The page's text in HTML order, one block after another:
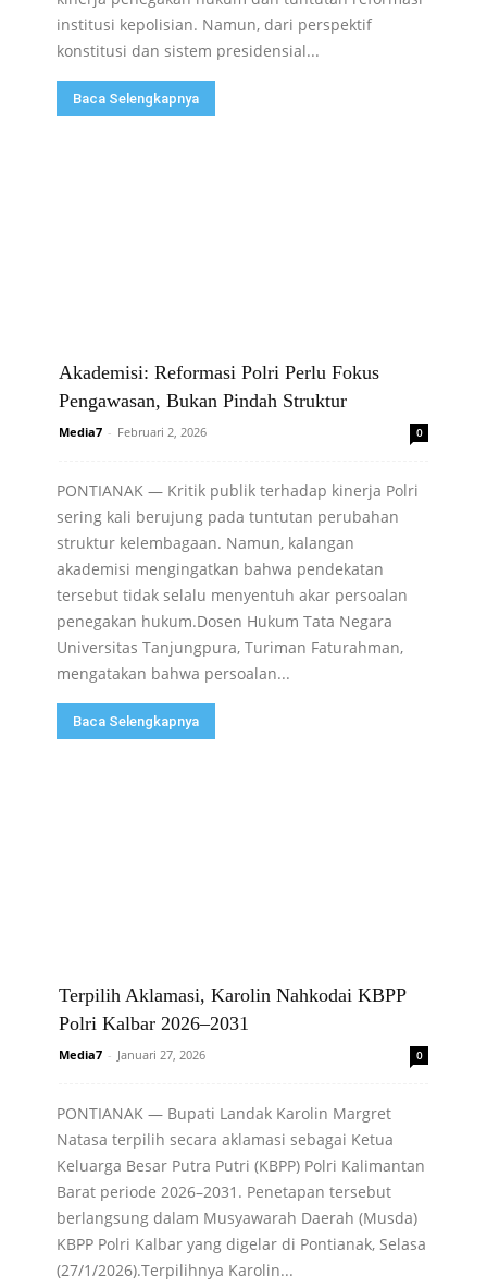
institusi kepolisian. Namun, dari perspektif
konstitusi dan sistem presidensial...
Baca Selengkapnya
Akademisi: Reformasi Polri Perlu Fokus
Pengawasan, Bukan Pindah Struktur
Media7 - Februari 2, 2026 0
PONTIANAK — Kritik publik terhadap kinerja Polri
sering kali berujung pada tuntutan perubahan
struktur kelembagaan. Namun, kalangan
akademisi mengingatkan bahwa pendekatan
tersebut tidak selalu menyentuh akar persoalan
penegakan hukum.Dosen Hukum Tata Negara
Universitas Tanjungpura, Turiman Faturahman,
mengatakan bahwa persoalan...
Baca Selengkapnya
Terpilih Aklamasi, Karolin Nahkodai KBPP
Polri Kalbar 2026–2031
Media7 - Januari 27, 2026 0
PONTIANAK — Bupati Landak Karolin Margret
Natasa terpilih secara aklamasi sebagai Ketua
Keluarga Besar Putra Putri (KBPP) Polri Kalimantan
Barat periode 2026–2031. Penetapan tersebut
berlangsung dalam Musyawarah Daerah (Musda)
KBPP Polri Kalbar yang digelar di Pontianak, Selasa
(27/1/2026).Terpilihnya Karolin...